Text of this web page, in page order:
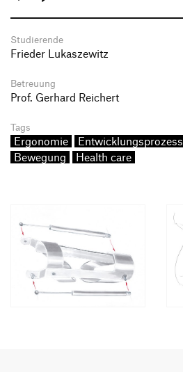
Studierende
Frieder Lukaszewitz
Betreuung
Prof. Gerhard Reichert
Tags
Ergonomie Entwicklungsprozess
Bewegung
Health care